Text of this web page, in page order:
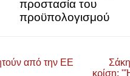
προστασία του
προϋπολογισμού
από την ΕΕ
κρίση: